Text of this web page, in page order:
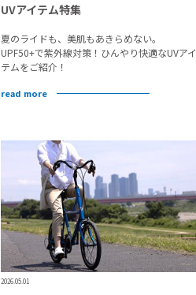
UVアイテム特集
夏のライドも、美肌もあきらめない。
UPF50+で紫外線対策！ひんやり快適なUVアイ
テムをご紹介！
read more
2026.05.01